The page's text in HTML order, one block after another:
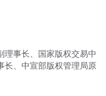
理事长、国家版权交易中
长、中宣部版权管理局原